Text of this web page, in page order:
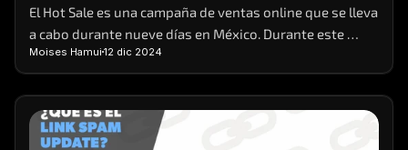
El Hot Sale es una campaña de ventas online que se lleva
a cabo durante nueve días en México. Durante este
evento, distintas empresas de venta y servicios
preparan sus e-commerces, para brindar sus productos
a sus clientes con promociones y descuentos que no se
ven en cualquier otra época del año.
Moises Hamui 12 dic 2024